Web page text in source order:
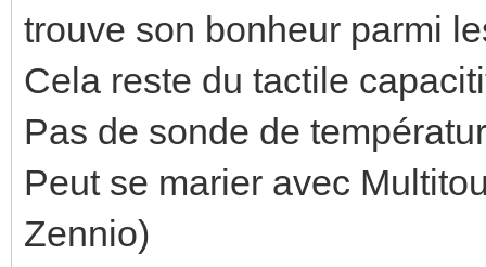
trouve son bonheur parmi
Cela reste du tactile
Pas de sonde de
Peut se marier avec
Zennio)